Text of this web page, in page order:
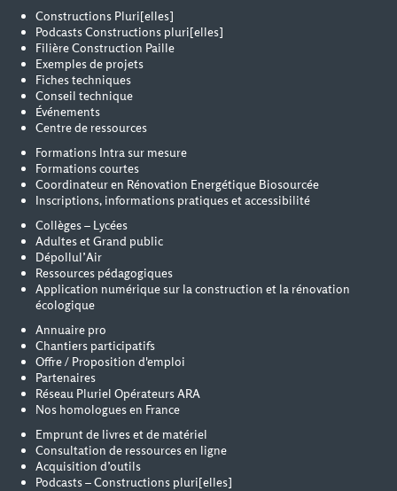
Constructions Pluri[elles]
Podcasts Constructions pluri[elles]
Filière Construction Paille
Exemples de projets
Fiches techniques
Conseil technique
Événements
Centre de ressources
Formations Intra sur mesure
Formations courtes
Coordinateur en Rénovation Energétique Biosourcée
Inscriptions, informations pratiques et accessibilité
Collèges – Lycées
Adultes et Grand public
Dépollul’Air
Ressources pédagogiques
Application numérique sur la construction et la rénovation
écologique
Annuaire pro
Chantiers participatifs
Offre / Proposition d'emploi
Partenaires
Réseau Pluriel Opérateurs ARA
Nos homologues en France
Emprunt de livres et de matériel
Consultation de ressources en ligne
Acquisition d’outils
Podcasts – Constructions pluri[elles]